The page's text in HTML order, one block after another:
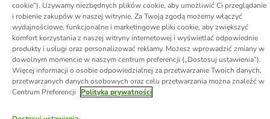
Corporate Website
Formularz odstąpienia od umowy
Kontakt
Informacje o przesyłce
Metody płatności
Program partnerski
Korzyści
DSA Oświadczenie o dostępności
© zooplus SE2026
cookie”). Używamy niezbędnych plików cookie, aby umożliwić Ci przeglądanie
i robienie zakupów w naszej witrynie. Za Twoją zgodą możemy włączyć
wydajnościowe, funkcjonalne i marketingowe pliki cookie, aby zwiększyć
komfort korzystania z naszej witryny internetowej i wyświetlać odpowiednie
produkty i usługi oraz personalizować reklamy. Możesz wprowadzić zmiany w
dowolnym momencie w naszym centrum preferencji („Dostosuj ustawienia”).
Więcej informacji o osobie odpowiedzialnej za przetwarzanie Twoich danych,
przetwarzanych danych osobowych oraz celu przetwarzania można znaleźć w
Centrum Preferencji
Polityka prywatności